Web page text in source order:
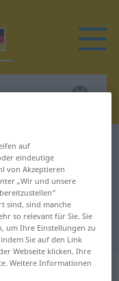
brvno
auf
eindeutige
von Akzeptieren
„Wir und unsere
sind, sind manche
so relevant für Sie. Sie
um Ihre Einstellungen zu
Sie auf den Link
Webseite klicken. Ihre
Weitere Informationen